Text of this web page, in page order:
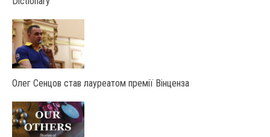
Олег Сенцов став лауреатом премії Вінценза